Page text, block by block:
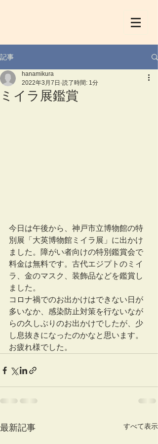
記事
ミイラ展鑑賞
hanamikura
2022年3月7日 読了時間: 1分
今日は午後から、神戸市立博物館の特
別展「大英博物館ミイラ展」に出かけ
ました。障がい者向けの特別鑑賞会で
料金は無料です。古代エジプトのミイ
ラ、金のマスク、装飾品などを鑑賞し
ました。
コロナ禍でのお出かけはできない日が
多いなか、感染防止対策を行ないなが
らの久しぶりのお出かけでしたが、少
し息抜きになったのかなと思います。
お疲れ様でした。
最新記事 すべて表示